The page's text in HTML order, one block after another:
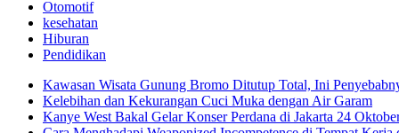
Otomotif
kesehatan
Hiburan
Pendidikan
Kawasan Wisata Gunung Bromo Ditutup Total, Ini
Kelebihan dan Kekurangan Cuci Muka dengan Air Garam
Kanye West Bakal Gelar Konser Perdana di Jakarta 24